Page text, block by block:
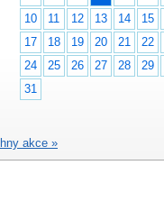
10
11 12 13 14 15
17
18 19 20 21 22
24
25 26 27 28 29
31
akce »